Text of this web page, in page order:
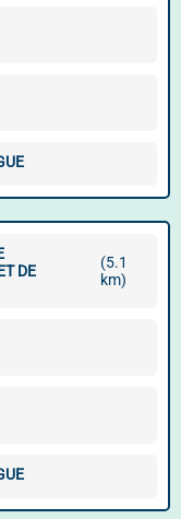
DE
(5.1
km)